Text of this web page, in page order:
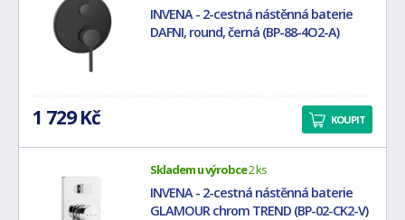
INVENA - 2-cestná nástěnná baterie
DAFNI, round, černá (BP-88-4O2-A)
1 729 Kč KOUPIT
Skladem u výrobce2 ks
INVENA - 2-cestná nástěnná baterie
GLAMOUR chrom TREND (BP-02-CK2-V)